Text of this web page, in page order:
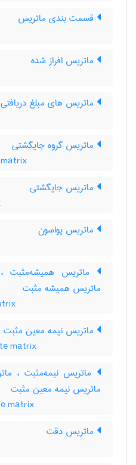
قسمت بندی ماتریس
ماتریس افراز شده
ماتریس های مبلغ
ماتریس گروه جایگشتی
ماتریس جایگشتی
ماتریس پواسون
ماتریس همیشه‌مثبت
ماتریس همیشه مثبت
ماتریس نیمه معین مثبت
matrix
ماتریس نیمه‌مثبت ،
ماتریس نیمه معین مثبت
matrix
ماتریس دقت